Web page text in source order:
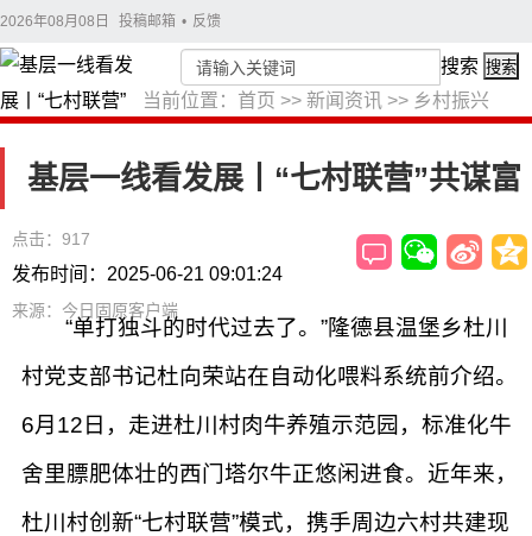
2026年08月08日 投稿邮箱 • 反馈
当前位置： 首页 >> 新闻资讯 >> 乡村振兴
搜索 搜索
基层一线看发展丨“七村联营”共谋富
点击：917
发布时间：2025-06-21 09:01:24
来源：今日固原客户端
“单打独斗的时代过去了。”隆德县温堡乡杜川
村党支部书记杜向荣站在自动化喂料系统前介绍。
6月12日，走进杜川村肉牛养殖示范园，标准化牛
舍里膘肥体壮的西门塔尔牛正悠闲进食。近年来，
杜川村创新“七村联营”模式，携手周边六村共建现